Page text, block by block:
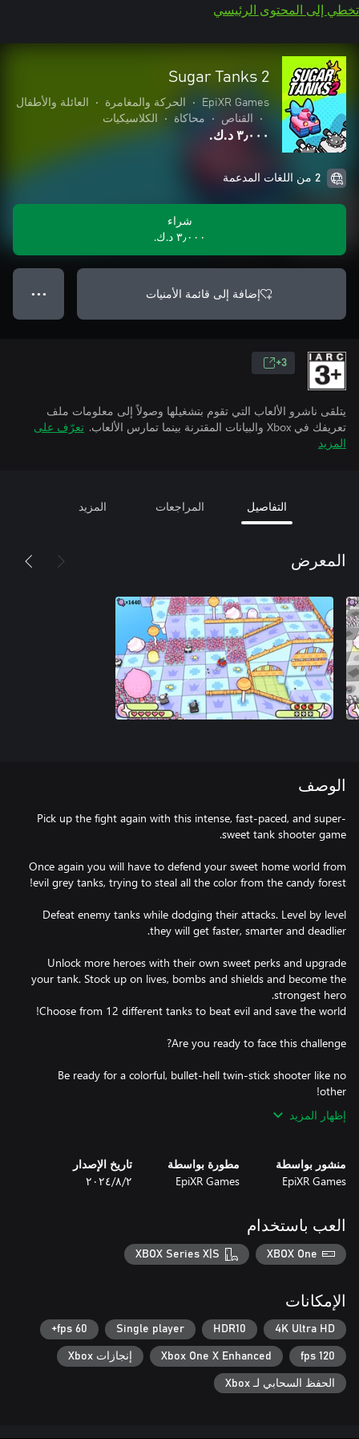
تخطي إلى المحتوى الرئيسي
Sugar Tanks 2
EpiXR Games
• الحركة والمغامرة •
العائلة والأطفال
•
القناص • محاكاة • الكلاسيكيات
٣٫٠٠٠ د.ك.‏
2 من اللغات المدعمة
شراء
٣٫٠٠٠ د.ك.‏
إضافة إلى قائمة الأمنيات ● ● ●
3+
يتلقى ناشرو الألعاب التي تقوم بتشغيلها وصولاً إلى معلومات ملف
تعريفك في Xbox والبيانات المقترنة بينما تمارس الألعاب.
تعرّف على
المزيد
التفاصيل المراجعات المزيد
المعرض
الوصف
Pick up the fight again with this intense, fast-paced, and super-
Once again you will have to defend your sweet home world from
Defeat enemy tanks while dodging their attacks. Level by level
Unlock more heroes with their own sweet perks and upgrade
your tank. Stock up on lives, bombs and shields and become the
Be ready for a colorful, bullet-hell twin-stick shooter like no
other!
إظهار المزيد
منشور بواسطة
EpiXR Games
مطورة بواسطة
EpiXR Games
تاريخ الإصدار
٢‏/٨‏/٢٠٢٤
العب باستخدام
XBOX One
XBOX Series X|S
الإمكانات
4K Ultra HD
HDR10
Single player
60 fps+
120 fps
Xbox One X Enhanced إنجازات Xbox
الحفظ السحابي لـ Xbox